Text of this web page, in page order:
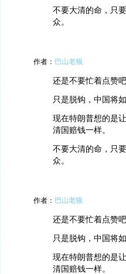
不要大清的命，只
众。
作者： 巴山老狼
还是不要忙着点赞吧
只是脱钩，中国将
现在特朗普想的是
清国赔钱一样。
不要大清的命，只
众。
作者： 巴山老狼
还是不要忙着点赞吧
只是脱钩，中国将
现在特朗普想的是
清国赔钱一样。